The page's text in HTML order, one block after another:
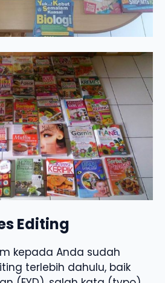
Editing
kepada Anda sudah
terlebih dahulu, baik